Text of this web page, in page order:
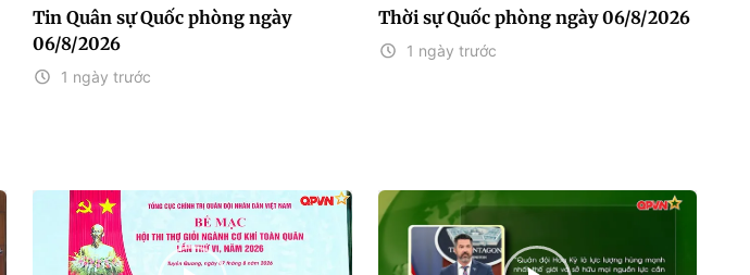
Tin Quân sự Quốc phòng ngày
06/8/2026
1 ngày trước
Thời sự Quốc phòng ngày 06/8/2026
1 ngày trước